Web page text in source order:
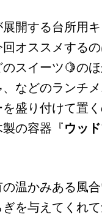
開する台所用
オススメする
スイーツ🍋の
などのランチ
盛り付けて置
の容器 『ウッ
温かみある風
ぎを与えてくれ